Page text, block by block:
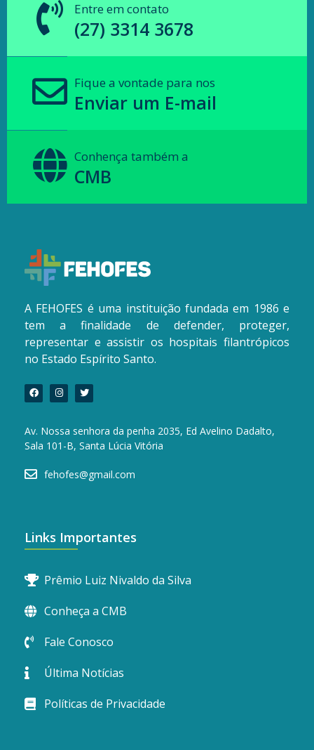
Entre em contato
(27) 3314 3678
Fique a vontade para nos
Enviar um E-mail
Conhença também a
CMB
A FEHOFES é uma instituição fundada em 1986 e
tem a finalidade de defender, proteger,
representar e assistir os hospitais filantrópicos
no Estado Espírito Santo.
Av. Nossa senhora da penha 2035, Ed Avelino Dadalto,
Sala 101-B, Santa Lúcia Vitória
fehofes@gmail.com
Links Importantes
Prêmio Luiz Nivaldo da Silva
Conheça a CMB
Fale Conosco
Última Notícias
Políticas de Privacidade